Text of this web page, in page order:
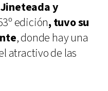
y
edición, tuvo su
, donde hay una
atractivo de las